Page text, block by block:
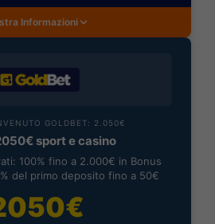
Informazioni
GOLDBET: 2.050€
sport e casino
100% fino a 2.000€ in Bonus
del primo deposito fino a 50€